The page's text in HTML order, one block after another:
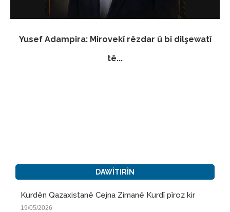
Yusef Adampira: Mirovekî rêzdar û bi dilşewatî
tê...
DAWÎTIRÎN
Kurdên Qazaxistanê Cejna Zimanê Kurdî pîroz kir
19/05/2026